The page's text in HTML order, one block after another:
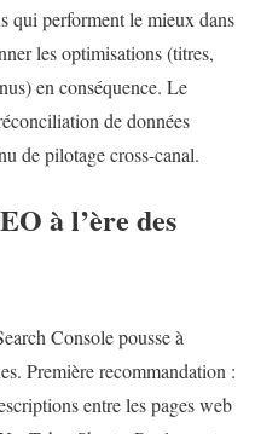
qui performent le mieux dans
les optimisations (titres,
en conséquence. Le
de données
de pilotage cross-canal.
à l’ère des
Console pousse à
Première recommandation :
entre les pages web